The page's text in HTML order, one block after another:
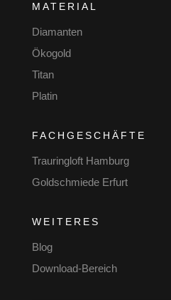
MATERIAL
Diamanten
Ökogold
Titan
Platin
FACHGESCHÄFTE
Trauringloft Hamburg
Goldschmiede Erfurt
WEITERES
Blog
Download-Bereich